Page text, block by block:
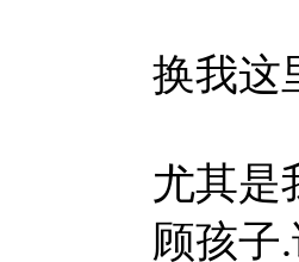
换我这
尤其是
顾孩子